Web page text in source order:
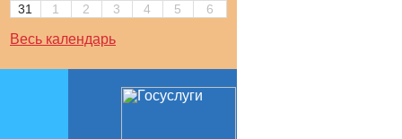
31
1 2 3 4 5 6
Весь календарь